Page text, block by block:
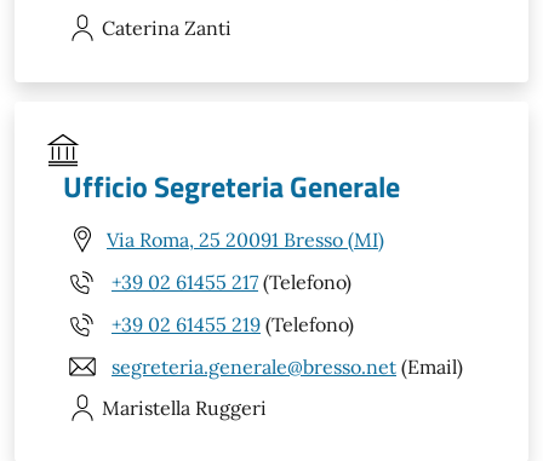
Caterina Zanti
Ufficio Segreteria Generale
Via Roma, 25 20091 Bresso (MI)
+39 02 61455 217 (Telefono)
+39 02 61455 219 (Telefono)
segreteria.generale@bresso.net (Email)
Maristella Ruggeri